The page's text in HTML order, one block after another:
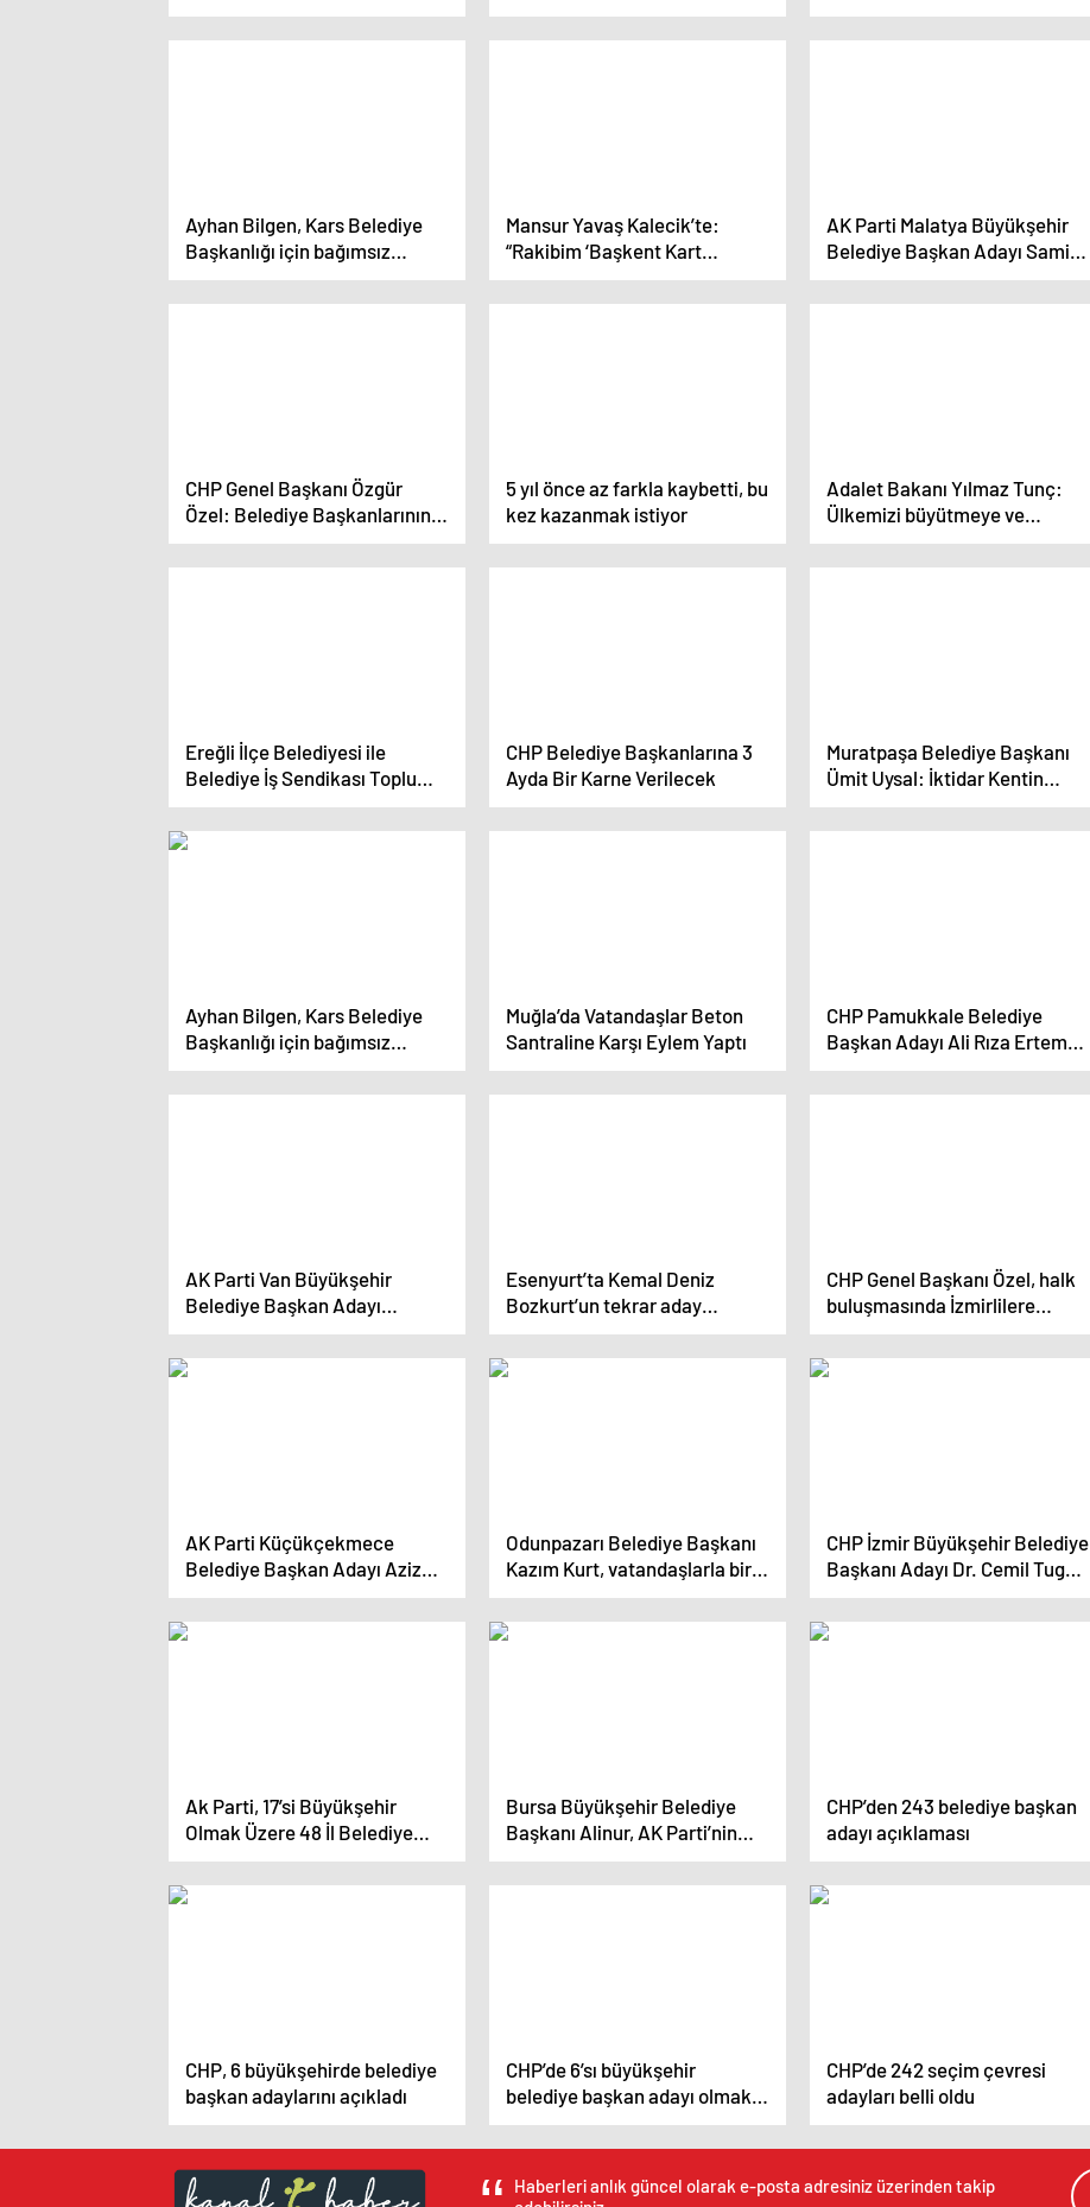
Gerçekleştirildi
Mahallesi esnafıyla buluştu
Ayhan Bilgen, Kars Belediye
Başkanlığı için bağımsız
adaylığını açıkladı
Mansur Yavaş Kalecik’te:
“Rakibim ‘Başkent Kart
Çıkaracağım’ Diye Bunu Proje
Olarak Anlatmaya Başladı.
AK Parti Malatya Büyükşehir
Belediye Başkan Adayı Sami
Er, Kuluncak’ta seçim ofisi
açılışına katıldı
CHP Genel Başkanı Özgür
Özel: Belediye Başkanlarının
Mal Varlıkları Asılacak
5 yıl önce az farkla kaybetti, bu
kez kazanmak istiyor
Adalet Bakanı Yılmaz Tunç:
Ülkemizi büyütmeye ve
ekonomiyi geliştirmeye devam
edeceğiz
Ereğli İlçe Belediyesi ile
Belediye İş Sendikası Toplu
Sözleşme İmza Töreni
Gerçekleştirildi
CHP Belediye Başkanlarına 3
Ayda Bir Karne Verilecek
Muratpaşa Belediye Başkanı
Ümit Uysal: İktidar Kentin
Sorunlarını Çözemedi
Ayhan Bilgen, Kars Belediye
Başkanlığı için bağımsız
adaylık başvurusunda bulundu
Muğla’da Vatandaşlar Beton
Santraline Karşı Eylem Yaptı
CHP Pamukkale Belediye
Başkan Adayı Ali Rıza Ertemur
Seçim Koordinasyon Merkezini
Açtı
AK Parti Van Büyükşehir
Belediye Başkan Adayı
Abdulahat Arvas Projelerini
Açıkladı
Esenyurt’ta Kemal Deniz
Bozkurt’un tekrar aday
gösterilmemesi tartışması
CHP Genel Başkanı Özel, halk
buluşmasında İzmirlilere
seslendi
AK Parti Küçükçekmece
Belediye Başkan Adayı Aziz
Yeniay’dan silahlı saldırı
açıklaması
Odunpazarı Belediye Başkanı
Kazım Kurt, vatandaşlarla bir
araya geldi
CHP İzmir Büyükşehir Belediye
Başkanı Adayı Dr. Cemil Tugay
ve Bornova Belediye Başkan
Adayı Ömer Eşki, Bornova
Çamdibi’nde düzenlenen
Ak Parti, 17’si Büyükşehir
Olmak Üzere 48 İl Belediye
Başkan Adayını Açıkladı.
Bursa Büyükşehir Belediye
Başkanı Alinur, AK Parti’nin
kuruluşundan bugüne görev
yapmış isimleri bir araya
CHP’den 243 belediye başkan
adayı açıklaması
CHP, 6 büyükşehirde belediye
başkan adaylarını açıkladı
CHP’de 6’sı büyükşehir
belediye başkan adayı olmak
üzere 242 aday belli oldu
CHP’de 242 seçim çevresi
adayları belli oldu
Haberleri anlık güncel olarak e-posta adresiniz üzerinden takip